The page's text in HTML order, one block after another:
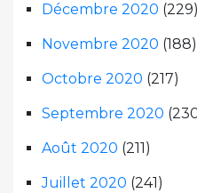
Décembre 2020 (229)
Novembre 2020 (188)
Octobre 2020 (217)
Septembre 2020
Août 2020 (211)
Juillet 2020 (241)